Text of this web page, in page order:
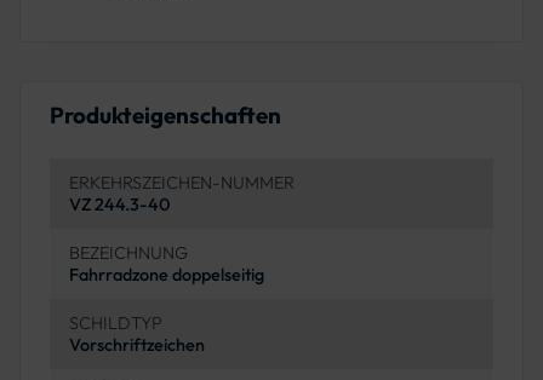
Produkteigenschaften
ERKEHRSZEICHEN-NUMMER
VZ 244.3-40
BEZEICHNUNG
Fahrradzone doppelseitig
SCHILDTYP
Vorschriftzeichen